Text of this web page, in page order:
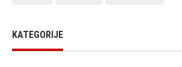
KATEGORIJE